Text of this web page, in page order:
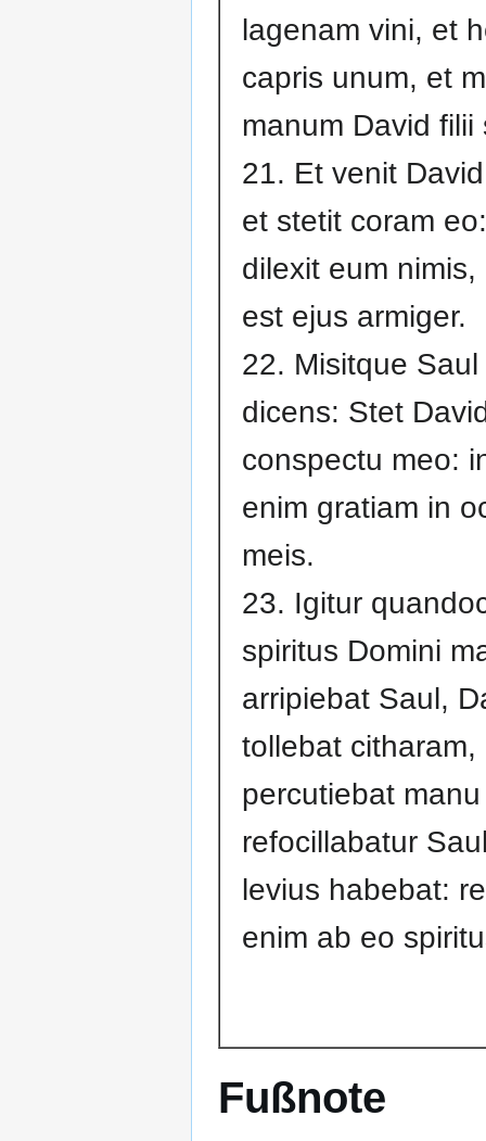
lagenam vini, et
capris unum, et
manum David filii
21. Et venit
et stetit coram
dilexit eum
est ejus armiger.
22. Misitque
dicens: Stet
conspectu meo:
enim gratiam in
meis.
23. Igitur
spiritus Domini
arripiebat Saul,
tollebat citharam,
percutiebat
refocillabatur
levius habebat:
enim ab eo
Fußnote